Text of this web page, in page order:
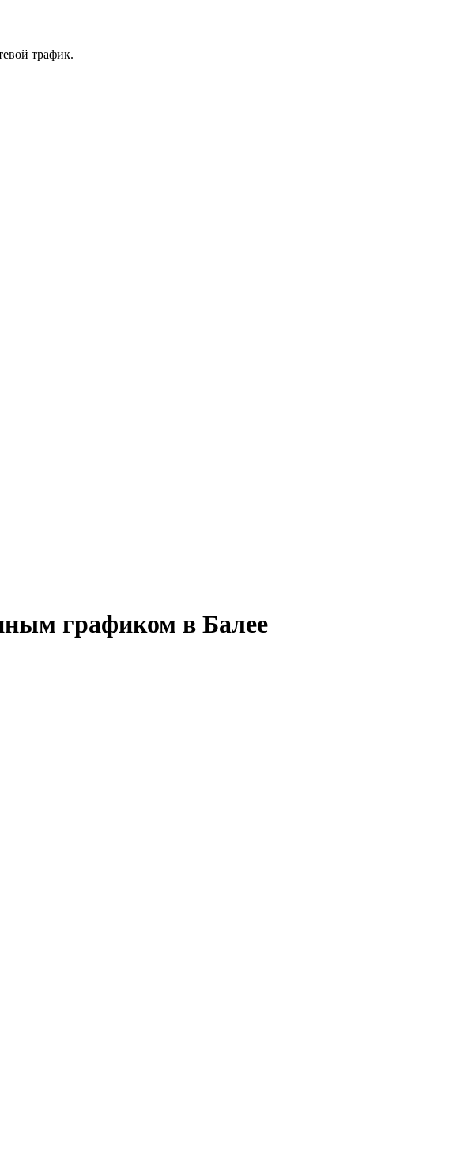
трафик.
графиком в Балее